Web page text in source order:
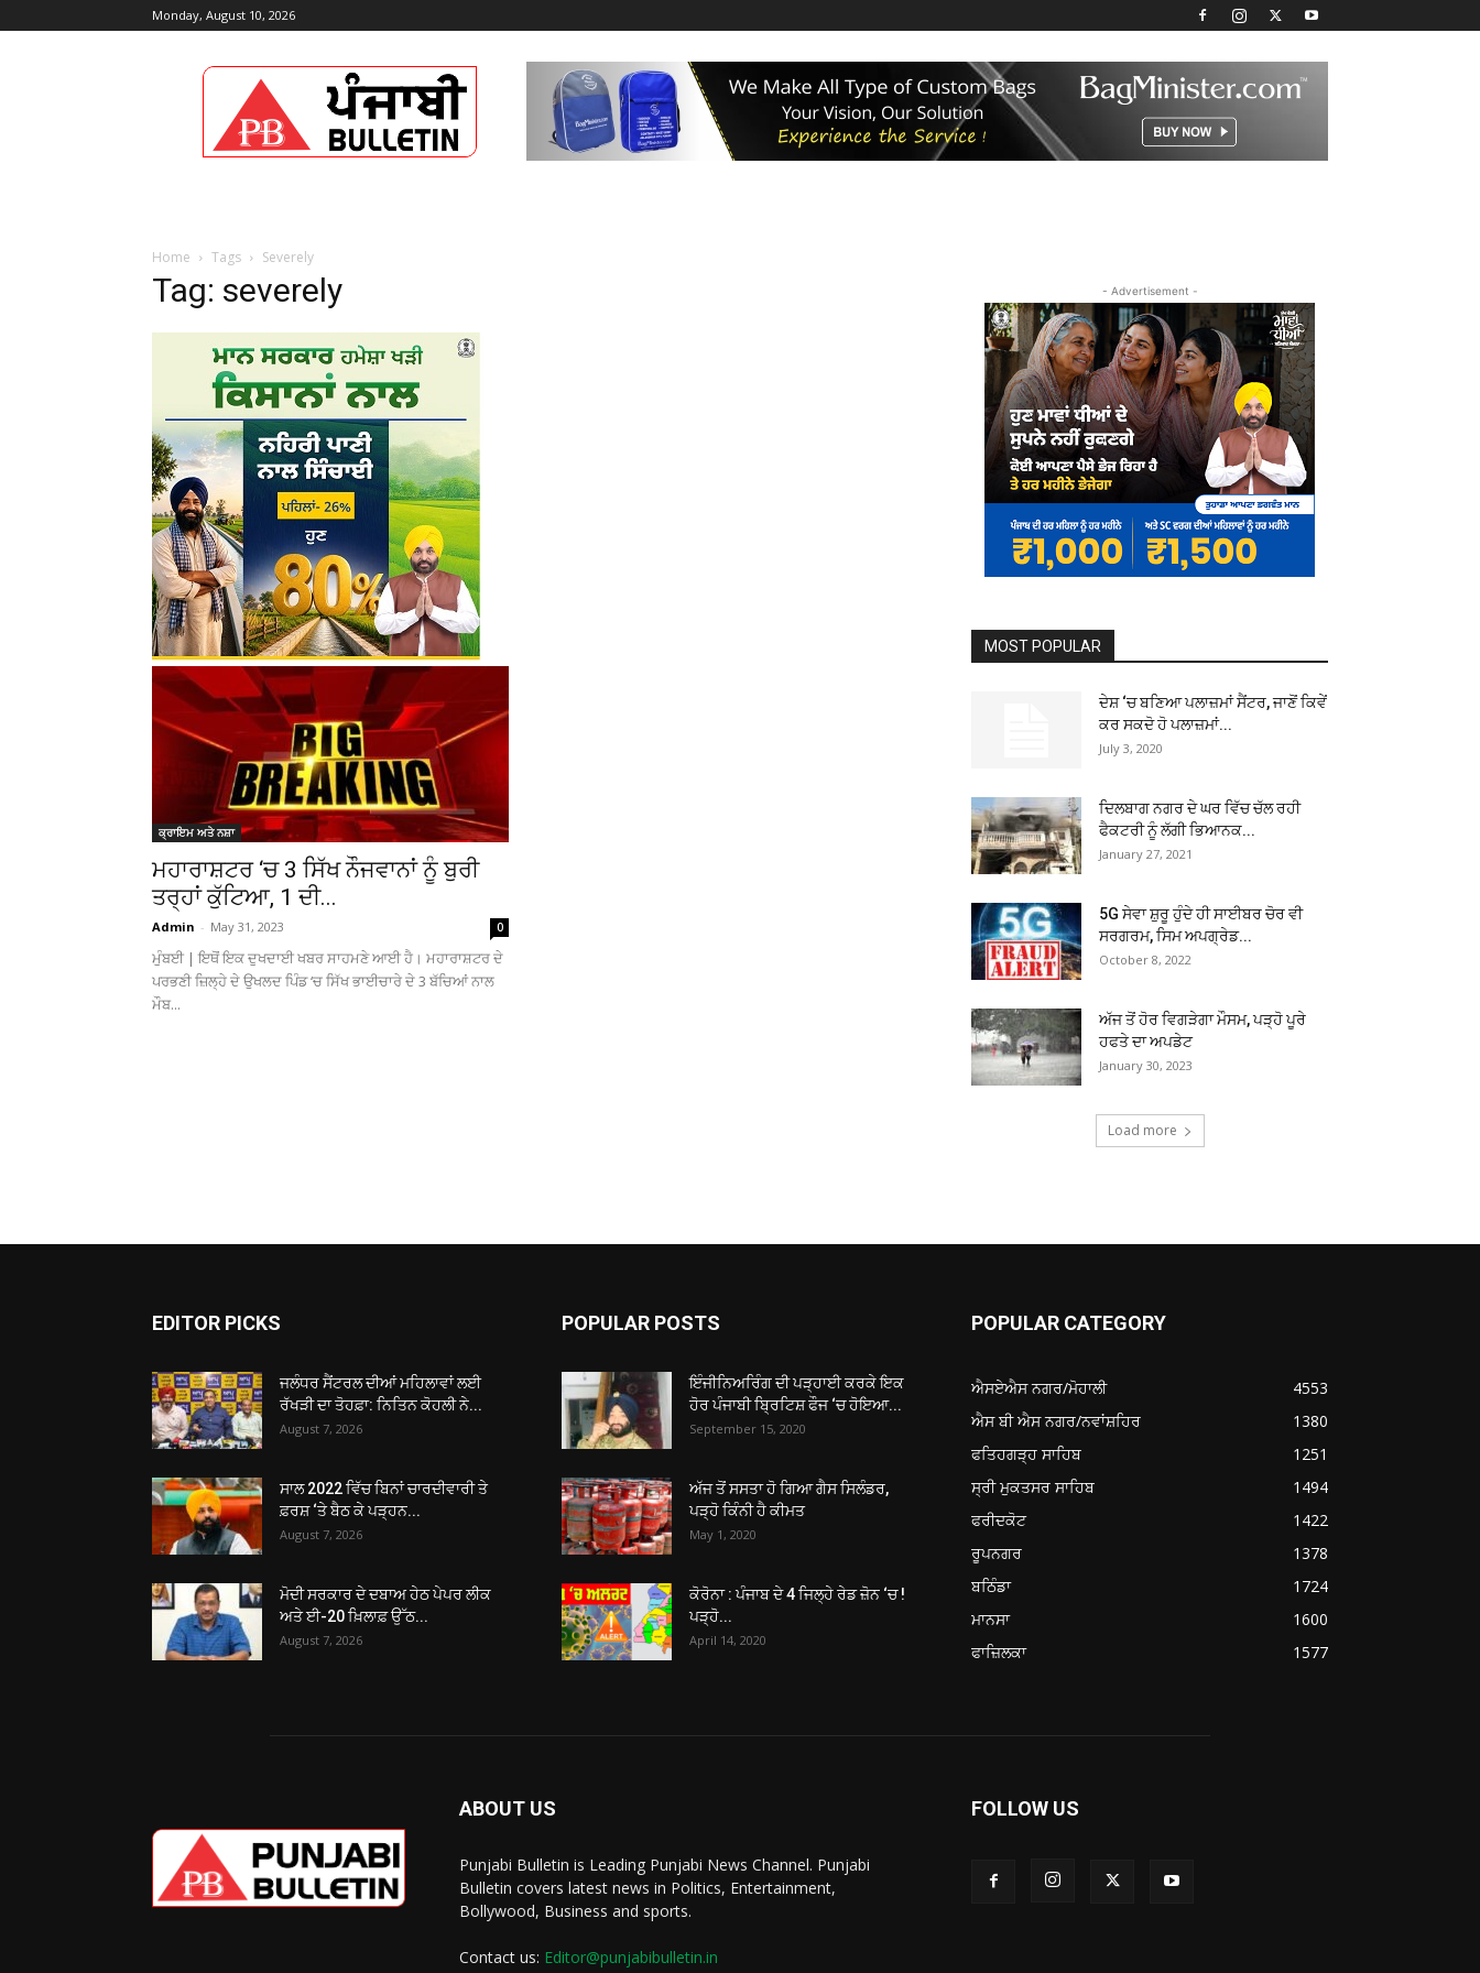
Monday, August 10, 2026
Punjabi
Bulletin
Home Tags Severely
Tag: severely
ਕ੍ਰਾਇਮ ਅਤੇ ਨਸ਼ਾ
ਮਹਾਰਾਸ਼ਟਰ ‘ਚ 3 ਸਿੱਖ ਨੌਜਵਾਨਾਂ ਨੂੰ ਬੁਰੀ
ਤਰ੍ਹਾਂ ਕੁੱਟਿਆ, 1 ਦੀ...
Admin - May 31, 2023 0
ਮੁੰਬਈ | ਇਥੋਂ ਇਕ ਦੁਖਦਾਈ ਖਬਰ ਸਾਹਮਣੇ ਆਈ ਹੈ। ਮਹਾਰਾਸ਼ਟਰ ਦੇ
ਪਰਭਣੀ ਜ਼ਿਲ੍ਹੇ ਦੇ ਉਖਲਦ ਪਿੰਡ ‘ਚ ਸਿੱਖ ਭਾਈਚਾਰੇ ਦੇ 3 ਬੱਚਿਆਂ ਨਾਲ
ਮੌਬ...
- Advertisement -
MOST POPULAR
ਦੇਸ਼ ‘ਚ ਬਣਿਆ ਪਲਾਜ਼ਮਾਂ ਸੈਂਟਰ, ਜਾਣੋਂ ਕਿਵੇਂ
ਕਰ ਸਕਦੋ ਹੋ ਪਲਾਜ਼ਮਾਂ...
July 3, 2020
ਦਿਲਬਾਗ ਨਗਰ ਦੇ ਘਰ ਵਿੱਚ ਚੱਲ ਰਹੀ
ਫੈਕਟਰੀ ਨੂੰ ਲੱਗੀ ਭਿਆਨਕ...
January 27, 2021
5G ਸੇਵਾ ਸ਼ੁਰੂ ਹੁੰਦੇ ਹੀ ਸਾਈਬਰ ਚੋਰ ਵੀ
ਸਰਗਰਮ, ਸਿਮ ਅਪਗ੍ਰੇਡ...
October 8, 2022
ਅੱਜ ਤੋਂ ਹੋਰ ਵਿਗੜੇਗਾ ਮੌਸਮ, ਪੜ੍ਹੋ ਪੂਰੇ
ਹਫਤੇ ਦਾ ਅਪਡੇਟ
January 30, 2023
Load more
EDITOR PICKS
ਜਲੰਧਰ ਸੈਂਟਰਲ ਦੀਆਂ ਮਹਿਲਾਵਾਂ ਲਈ
ਰੱਖੜੀ ਦਾ ਤੋਹਫ਼ਾ: ਨਿਤਿਨ ਕੋਹਲੀ ਨੇ...
August 7, 2026
ਸਾਲ 2022 ਵਿੱਚ ਬਿਨਾਂ ਚਾਰਦੀਵਾਰੀ ਤੇ
ਫ਼ਰਸ਼ ‘ਤੇ ਬੈਠ ਕੇ ਪੜ੍ਹਨ...
August 7, 2026
ਮੋਦੀ ਸਰਕਾਰ ਦੇ ਦਬਾਅ ਹੇਠ ਪੇਪਰ ਲੀਕ
ਅਤੇ ਈ-20 ਖ਼ਿਲਾਫ਼ ਉੱਠ...
August 7, 2026
POPULAR POSTS
ਇੰਜੀਨਿਅਰਿੰਗ ਦੀ ਪੜ੍ਹਾਈ ਕਰਕੇ ਇਕ
ਹੋਰ ਪੰਜਾਬੀ ਬ੍ਰਿਟਿਸ਼ ਫੌਜ ‘ਚ ਹੋਇਆ...
September 15, 2020
ਅੱਜ ਤੋਂ ਸਸਤਾ ਹੋ ਗਿਆ ਗੈਸ ਸਿਲੰਡਰ,
ਪੜ੍ਹੋ ਕਿੰਨੀ ਹੈ ਕੀਮਤ
May 1, 2020
ਕੋਰੋਨਾ : ਪੰਜਾਬ ਦੇ 4 ਜਿਲ੍ਹੇ ਰੇਡ ਜ਼ੋਨ ‘ਚ !
ਪੜ੍ਹੋ...
April 14, 2020
POPULAR CATEGORY
ਐਸਏਐਸ ਨਗਰ/ਮੋਹਾਲੀ
4553
ਐਸ ਬੀ ਐਸ ਨਗਰ/ਨਵਾਂਸ਼ਹਿਰ
1380
ਫਤਿਹਗੜ੍ਹ ਸਾਹਿਬ
1251
ਸ੍ਰੀ ਮੁਕਤਸਰ ਸਾਹਿਬ
1494
ਫਰੀਦਕੋਟ
1422
ਰੂਪਨਗਰ
1378
ਬਠਿੰਡਾ
1724
ਮਾਨਸਾ
1600
ਫਾਜ਼ਿਲਕਾ
1577
ABOUT US
Punjabi Bulletin is Leading Punjabi News Channel. Punjabi
Bulletin covers latest news in Politics, Entertainment,
Bollywood, Business and sports.
Contact us: Editor@punjabibulletin.in
FOLLOW US